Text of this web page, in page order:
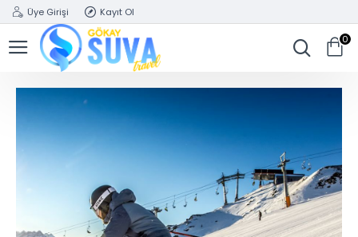
Üye Girişi Kayıt Ol
0